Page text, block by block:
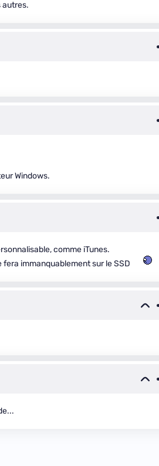
autres.
Windows.
comme iTunes.
fera immanquablement sur le SSD